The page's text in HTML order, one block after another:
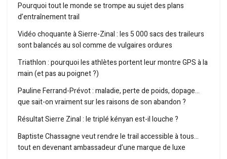
Pourquoi tout le monde se trompe au sujet des plans
d’entraînement trail
Vidéo choquante à Sierre-Zinal : les 5 000 sacs des traileurs
sont balancés au sol comme de vulgaires ordures
Triathlon : pourquoi les athlètes portent leur montre GPS à la
main (et pas au poignet ?)
Pauline Ferrand-Prévot : maladie, perte de poids, dopage…
que sait-on vraiment sur les raisons de son abandon ?
Résultat Sierre Zinal : le triplé kényan est-il louche ?
Baptiste Chassagne veut rendre le trail accessible à tous…
tout en devenant ambassadeur d’une marque de luxe